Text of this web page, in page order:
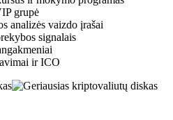
grupė
analizės vaizdo įrašai
signalais
ir ICO